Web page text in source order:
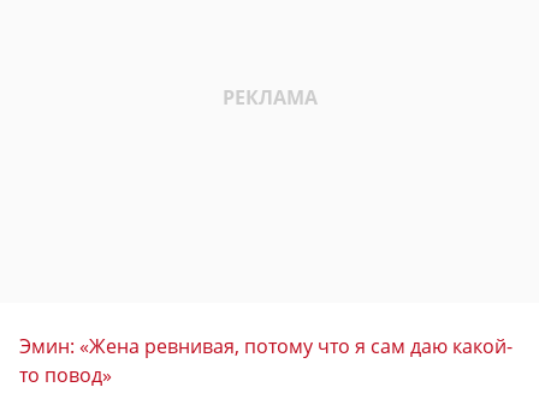
Эмин: «Жена ревнивая, потому что я сам даю какой-
то повод»